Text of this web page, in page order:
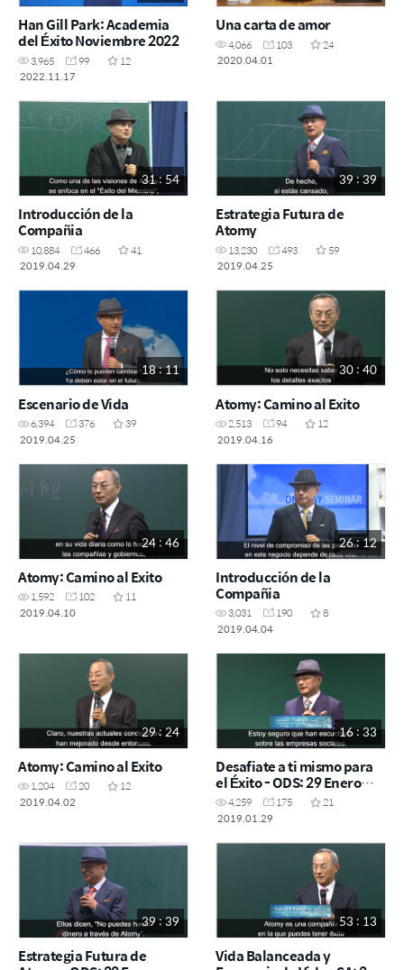
Han Gill Park: Academia
del Éxito Noviembre 2022
3,965 99
12
2022.11.17
Una carta de amor
4,066 103
24
2020.04.01
31 : 54
Introducción de la
Compañia
10,884 466
41
2019.04.29
39 : 39
Estrategia Futura de
Atomy
13,230 493
59
2019.04.25
18 : 11
Escenario de Vida
6,394 376
39
2019.04.25
30 : 40
Atomy: Camino al Exito
2,513 94
12
2019.04.16
24 : 46
Atomy: Camino al Exito
1,592 102
11
2019.04.10
26 : 12
Introducción de la
Compañia
3,031 190
8
2019.04.04
29 : 24
Atomy: Camino al Exito
1,204 20
12
2019.04.02
16 : 33
Desafiate a ti mismo para
el Éxito - ODS: 29 Enero
2019
4,259 175
21
2019.01.29
39 : 39
Estrategia Futura de
53 : 13
Vida Balanceada y